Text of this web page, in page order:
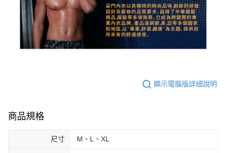
顯示電腦版詳細說明
商品規格
尺寸 M、L、XL